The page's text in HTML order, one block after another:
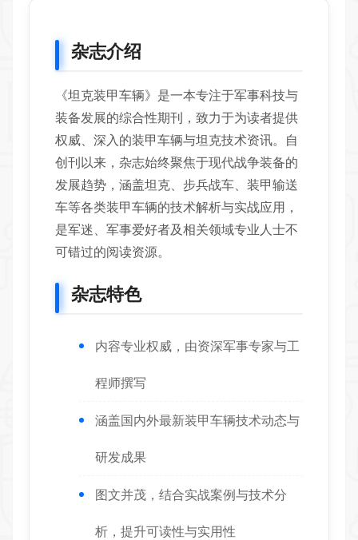
杂志介绍
《坦克装甲车辆》是一本专注于军事科技与
装备发展的综合性期刊，致力于为读者提供
权威、深入的装甲车辆与坦克技术资讯。自
创刊以来，杂志始终聚焦于现代战争装备的
发展趋势，涵盖坦克、步兵战车、装甲输送
车等各类装甲车辆的技术解析与实战应用，
是军迷、军事爱好者及相关领域专业人士不
可错过的阅读资源。
杂志特色
内容专业权威，由资深军事专家与工
程师撰写
涵盖国内外最新装甲车辆技术动态与
研发成果
图文并茂，结合实战案例与技术分
析，提升可读性与实用性